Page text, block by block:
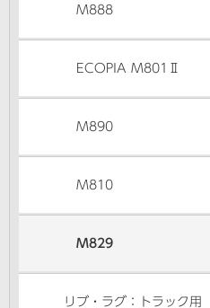
M888
ECOPIA M801Ⅱ
M890
M810
M829
リブ・ラグ：トラック用